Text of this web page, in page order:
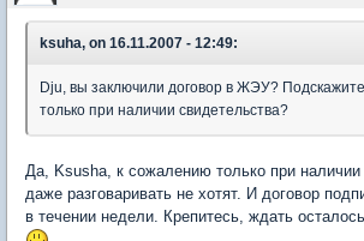
ksuha, on 16.11.2007 - 12:49:
Dju, вы заключили договор в ЖЭУ?
только при наличии свидетельства?
Да, Ksusha, к сожалению только при наличии
даже разговаривать не хотят. И договор
в течении недели. Крепитесь, ждать